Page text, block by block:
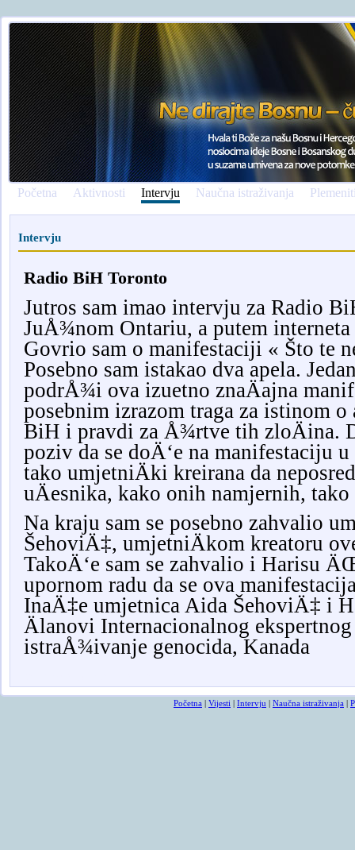
Početna Aktivnosti Intervju Naučna istraživanja
Intervju
Radio BiH Toronto
Jutros sam imao intervju za Radio
JuÅ¾nom Ontariu, a putem
Govrio sam o manifestaciji « Što te
Posebno sam istakao dva apela.
podrÅ¾i ova izuetno znaÄajna
posebnim izrazom traga za istinom
BiH i pravdi za Å¾rtve tih zloÄina.
poziv da se doÄ‘e na manifestaciju
tako umjetniÄki kreirana da
uÄesnika, kako onih namjernih, tako
Na kraju sam se posebno zahvalio
ŠehoviÄ‡, umjetniÄkom kreatoru
TakoÄ‘e sam se zahvalio i Harisu
upornom radu da se ova
InaÄ‡e umjetnica Aida ŠehoviÄ‡ i
Älanovi Internacionalnog
istraÅ¾ivanje genocida, Kanada
Početna Vijesti Intervju Naučna istraživanja